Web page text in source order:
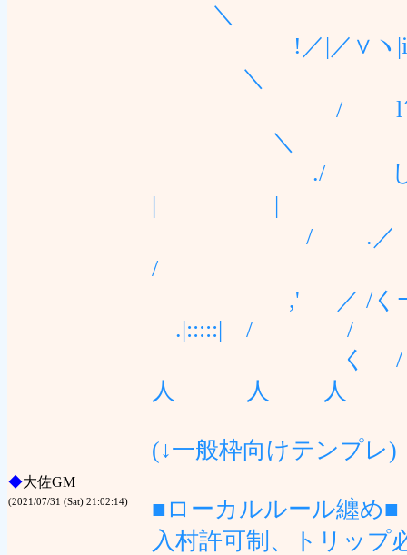
◆大佐GM
(2021/07/31 (Sat) 21:02:14)
＼
!／|／∨ヽ
＼
/ l´、
＼
./ し|
| |
/ .／ゝ､__
/
,' ／ /くｰ
ゝ く /
人 人 人
(↓一般枠向けテンプレ)
■ローカルルール纏め■
入村許可制、トリップ